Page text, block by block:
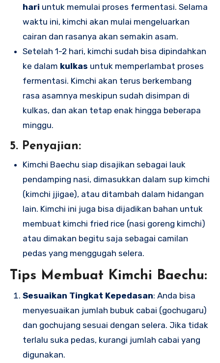
hari untuk memulai proses fermentasi. Selama
waktu ini, kimchi akan mulai mengeluarkan
cairan dan rasanya akan semakin asam.
Setelah 1-2 hari, kimchi sudah bisa dipindahkan
ke dalam kulkas untuk memperlambat proses
fermentasi. Kimchi akan terus berkembang
rasa asamnya meskipun sudah disimpan di
kulkas, dan akan tetap enak hingga beberapa
minggu.
5. Penyajian:
Kimchi Baechu siap disajikan sebagai lauk
pendamping nasi, dimasukkan dalam sup kimchi
(kimchi jjigae), atau ditambah dalam hidangan
lain. Kimchi ini juga bisa dijadikan bahan untuk
membuat kimchi fried rice (nasi goreng kimchi)
atau dimakan begitu saja sebagai camilan
pedas yang menggugah selera.
Tips Membuat Kimchi Baechu:
Sesuaikan Tingkat Kepedasan: Anda bisa
menyesuaikan jumlah bubuk cabai (gochugaru)
dan gochujang sesuai dengan selera. Jika tidak
terlalu suka pedas, kurangi jumlah cabai yang
digunakan.